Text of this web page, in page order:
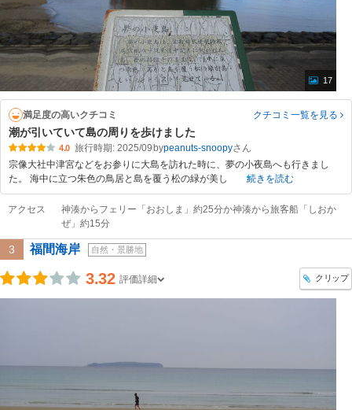
17
満足度の高いクチコミ クチコミ一覧を見る
潮が引いていて島の周りを歩けました
4.0 旅行時期: 2025/09 bypeanuts-snoopy
宗像大社中津宮などをお参りに大島を訪れた時に、夢の小夜島へも行きまし
た。 海中に立つ朱色の鳥居と島を覆う松の緑が美し
続きを読む
アクセス
神湊からフェリー「おおしま」約25分か神湊から旅客船「しおか
ぜ」約15分
3 福間海岸 自然・景勝地
3.32 評価詳細 クリップ